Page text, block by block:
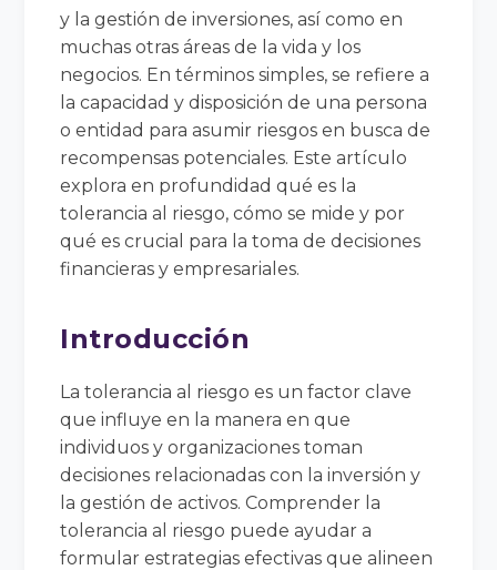
y la gestión de inversiones, así como en
muchas otras áreas de la vida y los
negocios. En términos simples, se refiere a
la capacidad y disposición de una persona
o entidad para asumir riesgos en busca de
recompensas potenciales. Este artículo
explora en profundidad qué es la
tolerancia al riesgo, cómo se mide y por
qué es crucial para la toma de decisiones
financieras y empresariales.
Introducción
La tolerancia al riesgo es un factor clave
que influye en la manera en que
individuos y organizaciones toman
decisiones relacionadas con la inversión y
la gestión de activos. Comprender la
tolerancia al riesgo puede ayudar a
formular estrategias efectivas que alineen